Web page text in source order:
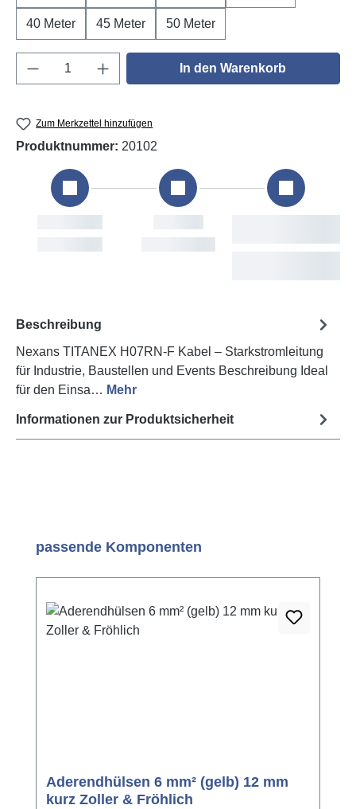
40 Meter 45 Meter 50 Meter
Produkt Anzahl: Gib den gewünschten
In den Warenkorb
Zum Merkzettel hinzufügen
Produktnummer: 20102
Lieferung
Beschreibung
Nexans TITANEX H07RN-F Kabel – Starkstromleitung
für Industrie, Baustellen und Events Beschreibung Ideal
für den Einsa… Mehr
Informationen zur Produktsicherheit
Produktgalerie überspringen
passende Komponenten
Aderendhülsen 6 mm² (gelb) 12 mm
kurz Zoller & Fröhlich